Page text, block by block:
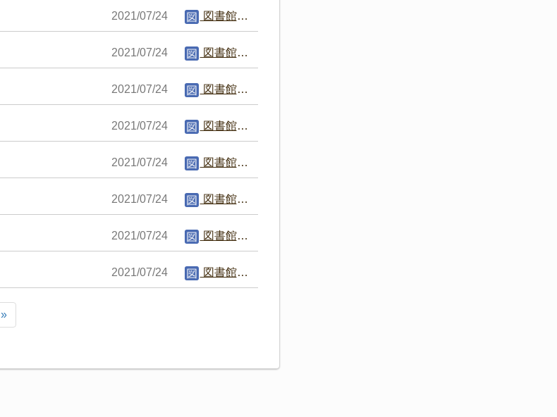
2021/07/24 図書館編集者
2021/07/24 図書館編集者
2021/07/24 図書館編集者
2021/07/24 図書館編集者
2021/07/24 図書館編集者
2021/07/24 図書館編集者
2021/07/24 図書館編集者
2021/07/24 図書館編集者
»